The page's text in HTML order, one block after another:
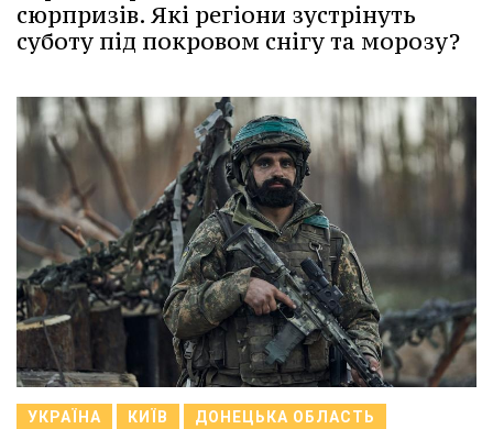
сюрпризів. Які регіони зустрінуть
суботу під покровом снігу та морозу?
УКРАЇНА КИЇВ ДОНЕЦЬКА ОБЛАСТЬ